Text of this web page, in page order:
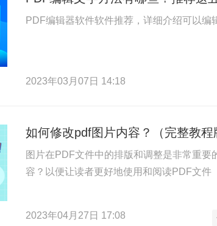
PDF编辑器软件软件推荐，详细介绍可以编
2023年03月07日 14:18
如何修改pdf图片内容？（完整教程
图片在PDF文件中的排版和调整是非常重
容？以便让读者更好地使用和阅读PDF文件
2023年04月27日 17:08